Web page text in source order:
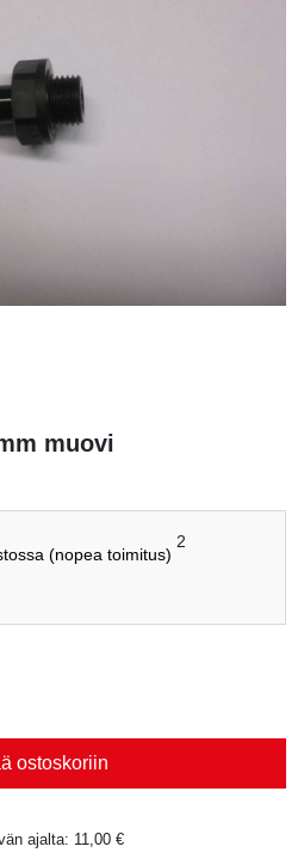
muovi
(nopea toimitus)
2
ostoskoriin
ajalta: 11,00 €